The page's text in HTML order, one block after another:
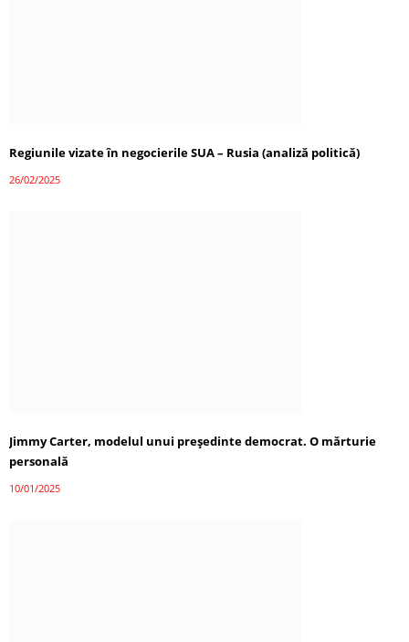
Regiunile vizate în negocierile SUA – Rusia (analiză politică)
26/02/2025
Jimmy Carter, modelul unui președinte democrat. O mărturie
personală
10/01/2025